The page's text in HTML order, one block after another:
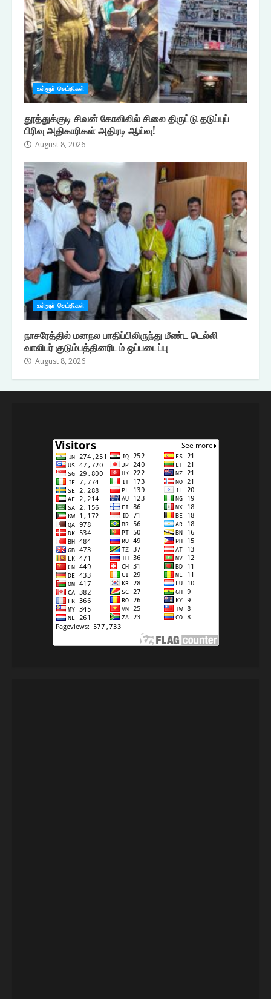
உள்ளூர் செய்திகள்
தூத்துக்குடி சிவன் கோவிலில் சிலை திருட்டு தடுப்புப்
பிரிவு அதிகாரிகள் அதிரடி ஆய்வு!
August 8, 2026
உள்ளூர் செய்திகள்
நாசரேத்தில் மனநல பாதிப்பிலிருந்து மீண்ட டெல்லி
வாலிபர் குடும்பத்தினரிடம் ஒப்படைப்பு
August 8, 2026